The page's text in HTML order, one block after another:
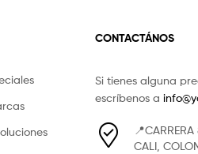
CONTACTÁNOS
Si tienes alguna
escríbenos a
CALI,